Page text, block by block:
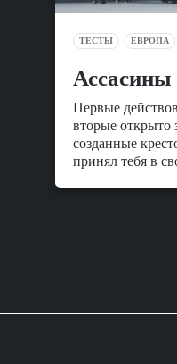
ТЕСТЫ ЕВРОПА
Первые
вторые открыто
созданные
принял тебя в